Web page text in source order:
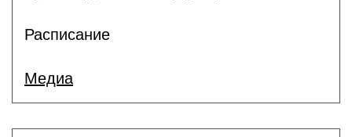
Расписание
Медиа